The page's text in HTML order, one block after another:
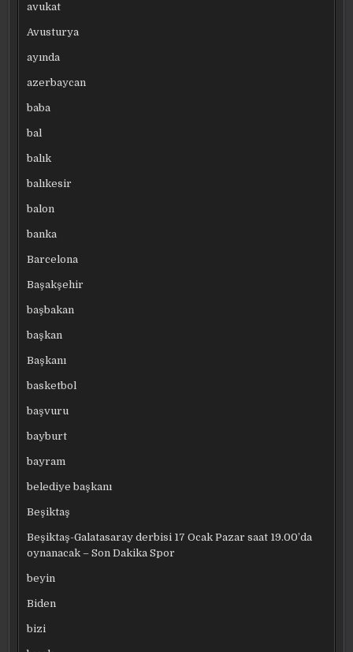
avukat
Avusturya
ayında
azerbaycan
baba
bal
balık
balıkesir
balon
banka
Barcelona
Başakşehir
başbakan
başkan
Başkanı
basketbol
başvuru
bayburt
bayram
belediye başkanı
Beşiktaş
Beşiktaş-Galatasaray derbisi 17 Ocak Pazar saat 19.00’da
oynanacak – Son Dakika Spor
beyin
Biden
bizi